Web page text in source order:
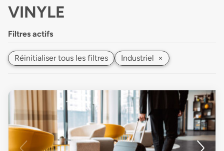
VINYLE
Filtres actifs
Réinitialiser tous les filtres Industriel ×